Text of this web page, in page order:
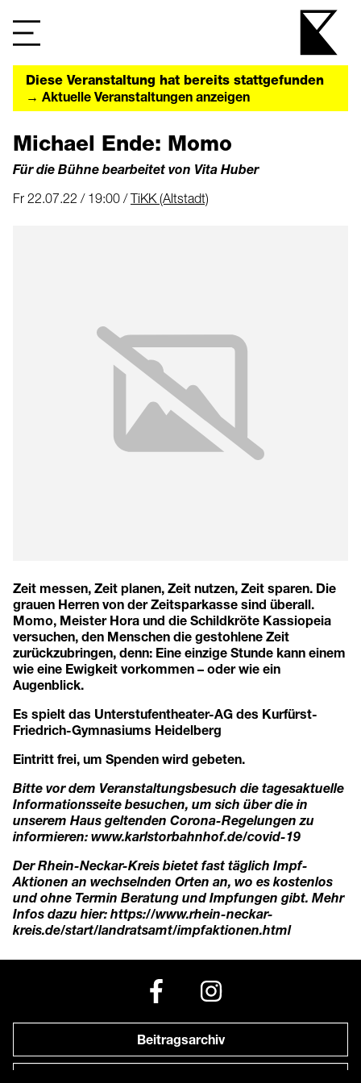
Diese Veranstaltung hat bereits stattgefunden
→ Aktuelle Veranstaltungen anzeigen
Michael Ende: Momo
Für die Bühne bearbeitet von Vita Huber
Fr 22.07.22 / 19:00 /TiKK (Altstadt)
Zeit messen, Zeit planen, Zeit nutzen, Zeit sparen. Die
grauen Herren von der Zeitsparkasse sind überall.
Momo, Meister Hora und die Schildkröte Kassiopeia
versuchen, den Menschen die gestohlene Zeit
zurückzubringen, denn: Eine einzige Stunde kann einem
wie eine Ewigkeit vorkommen – oder wie ein
Augenblick.
Es spielt das Unterstufentheater-AG des Kurfürst-
Friedrich-Gymnasiums Heidelberg
Eintritt frei, um Spenden wird gebeten.
Bitte vor dem Veranstaltungsbesuch die tagesaktuelle
Informationsseite besuchen, um sich über die in
unserem Haus geltenden Corona-Regelungen zu
informieren: www.karlstorbahnhof.de/covid-19
Der Rhein-Neckar-Kreis bietet fast täglich Impf-
Aktionen an wechselnden Orten an, wo es kostenlos
und ohne Termin Beratung und Impfungen gibt. Mehr
Infos dazu hier: https://www.rhein-neckar-
kreis.de/start/landratsamt/impfaktionen.html
Beitragsarchiv